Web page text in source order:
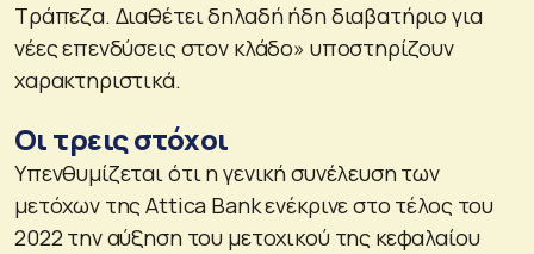
Τράπεζα. Διαθέτει δηλαδή ήδη διαβατήριο για
νέες επενδύσεις στον κλάδο» υποστηρίζουν
χαρακτηριστικά.
Οι τρεις στόχοι
Υπενθυμίζεται ότι η γενική συνέλευση των
μετόχων της Attica Bank ενέκρινε στο τέλος του
2022 την αύξηση του μετοχικού της κεφαλαίου